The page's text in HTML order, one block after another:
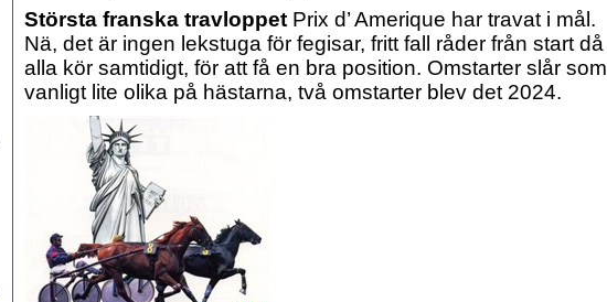
Största franska travloppet Prix d’ Amerique har travat i mål.
Nä, det är ingen lekstuga för fegisar, fritt fall råder från start då
alla kör samtidigt, för att få en bra position. Omstarter slår som
vanligt lite olika på hästarna, två omstarter blev det 2024.